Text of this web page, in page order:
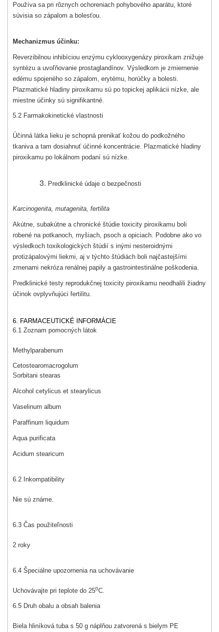
Používa sa pri rôznych ochoreniach pohybového aparátu, ktoré
súvisia so zápalom a bolesťou.
Mechanizmus účinku:
Reverzibilnou inhibíciou enzýmu cyklooxygenázy piroxikam znižuje
syntézu a uvoľňovanie prostaglandínov. Výsledkom je zmiernenie
edému spojeného so zápalom, erytému, horúčky a bolesti.
Plazmatické hladiny piroxikamu sú po topickej aplikácii nízke, ale
miestne účinky sú signifikantné.
5.2 Farmakokinetické vlastnosti
Účinná látka lieku je schopná prenikať kožou do podkožného
tkaniva a tam dosiahnuť účinné koncentrácie. Plazmatické hladiny
piroxikamu po lokálnom podaní sú nízke.
Predklinické údaje o bezpečnosti
Karcinogenita, mutagenita, fertilita
Akútne, subakútne a chronické štúdie toxicity piroxikamu boli
robené na potkanoch, myšiach, psoch a opiciach. Podobne ako vo
výsledkoch toxikologických štúdií s inými nesteroidnými
protizápalovými liekmi, aj v týchto štúdiách boli najčastejšími
zmenami nekróza renálnej papily a gastrointestinálne poškodenia.
Predklinické testy reprodukčnej toxicity piroxikamu neodhalili žiadny
účinok ovplyvňujúci fertilitu.
6. FARMACEUTICKÉ INFORMÁCIE
6.1 Zoznam pomocných látok
Methylparabenum
Cetostearomacrogolum
Sorbitani stearas
Alcohol cetylicus et stearylicus
Vaselinum album
Paraffinum liquidum
Aqua purificata
Acidum stearicum
6.2 Inkompatibility
Nie sú známe.
6.3 Čas použiteľnosti
2 roky
6.4 Špeciálne upozornenia na uchovávanie
Uchovávajte pri teplote do 250C.
6.5 Druh obalu a obsah balenia
Biela hliníková tuba s 50 g náplňou zatvorená s bielym PE